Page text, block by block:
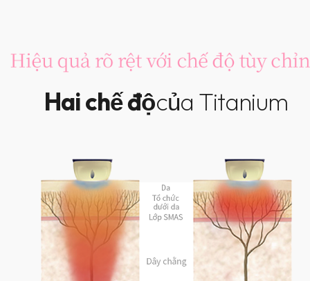
Hai chế độcủa Titanium